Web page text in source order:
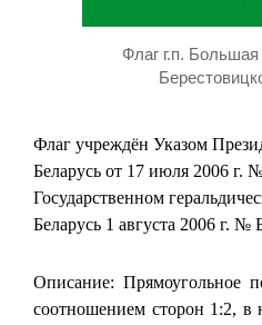
Флаг г.п.
Флаг учреждён Указом
Беларусь от 17 июля 2006 г.
Государственном
Беларусь 1 августа 2006 г. №
Описание: Прямоугольное
соотношением сторон 1:2, в